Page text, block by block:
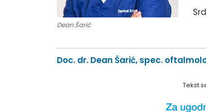
Dean Šarić
Doc. dr. Dean Šarić, spec.
Tekst